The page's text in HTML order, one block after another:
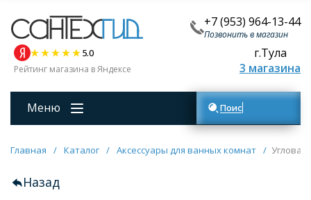
+7 (953) 964-13-44
Позвонить в магазин
5.0
Рейтинг магазина в Яндексе
г.Тула
3 магазина
Меню Поиск товаров
Главная / Каталог / Аксессуары для ванных комнат / Угловая
Назад